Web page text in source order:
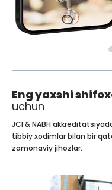
Eng yaxshi
uchun
JCI & NABH
tibbiy xodimlar bilan bir
zamonaviy jihozlar.